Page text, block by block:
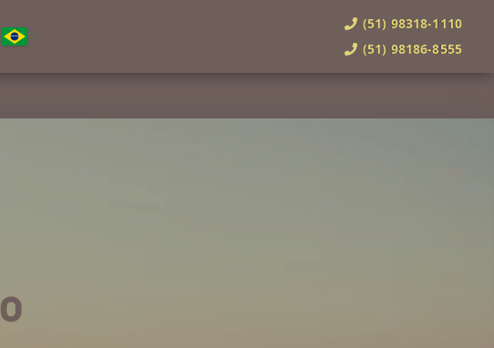
(51) 98318-1110
(51) 98186-8555